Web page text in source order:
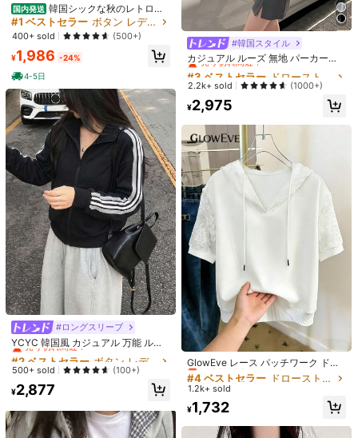
15ml ピーコックグリーン ジェルネイ
ルポリッシュ、ティールグリーント
ーン、ソークオフ UV LED ネイルジ
ェル、カラーマッチング シングルボ
トル ソリッドカラー、プロサロン品
質、長持ち、夏向けビブラントスタ
イル、フレッシュな美学、DIYホーム
ネイル用品、高発色ネイルラッカー
売り切れ間近！
#9 ベストセラー
売り切れ間近！
#9 ベストセラー
売り切れ間近！
#9 ベストセラー マット ジェルネイルポリッシュ
売り切れ間近！
1.8k+ sold (100+)
¥227 -20% 残り2日
¥7 節約
2個 40インチ オーバーサイズ 星空数
字ホイルバルーン ピンクリボン付
き、誕生日パーティーの装飾、記念
日のお祝いに最適
高リピート率
300+ sold
¥375 -2%
Slow Sunday
SlowSunday レチノール 抗シワクリ
ーム
#1 ベストセラー
1.5k+ sold (1000+)
¥ 529 -15%
夏のウォーターゲーム、ウォーター
パーティー用 111個 水風船爆弾ボー
ル
#1 ベストセラー 誕生日パーティー プレイ可能なバルーン
1.7k+ sold
¥267
国内発送 韓国シックな秋のレトロニ
ッチ V ネック長袖ボタンデザインカ
ジュアル多用途プルオーバースウェ
ットシャツ女性用
#1 ベストセラー ボタン レディーススウェットシャツ
400+ sold (500+)
¥1,986 -24%
4-5日
#ロングスリーブ
YCYC 韓国風 カジュアル 万能 ルー
ズフィット スタンドカラー ジャケッ
ト レディース ブラック
#2 ベストセラー
売り切れ間近！
#2 ベストセラー ボタン レディーススウェットシャツ
売り切れ間近！
#2 ベストセラー ボタン レディーススウェットシャツ
売り切れ間近！
#2 ベストセラー ボタン レディーススウェットシャツ
売り切れ間近！
500+ sold (100+)
¥2,877
#韓国スタイル
カジュアル ルーズ 無地 パーカー、
春/秋
#3 ベストセラー
売り切れ間近！
#3 ベストセラー
売り切れ間近！
#3 ベストセラー
売り切れ間近！
#3 ベストセラー ドローストリング レディーススウェットシャツ
売り切れ間近！
2.2k+ sold (1000+)
¥2,975
GlowEve レース パッチワーク ドロ
ーストリング フーデッド カジュアル
多用途 デイリー 半袖スウェットシャ
#4 ベストセラー ドローストリング レディーススウェットシャツ
売り切れ間近！
#4 ベストセラー
売り切れ間近！
#4 ベストセラー
売り切れ間近！
#4 ベストセラー ドローストリング レディーススウェットシャツ
売り切れ間近！
1.2k+ sold
¥1,732